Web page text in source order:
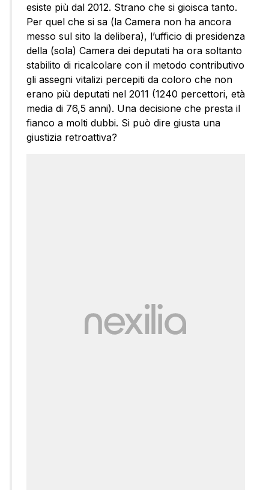
esiste più dal 2012. Strano che si gioisca tanto.
Per quel che si sa (la Camera non ha ancora
messo sul sito la delibera), l’ufficio di presidenza
della (sola) Camera dei deputati ha ora soltanto
stabilito di ricalcolare con il metodo contributivo
gli assegni vitalizi percepiti da coloro che non
erano più deputati nel 2011 (1240 percettori, età
media di 76,5 anni). Una decisione che presta il
fianco a molti dubbi. Si può dire giusta una
giustizia retroattiva?